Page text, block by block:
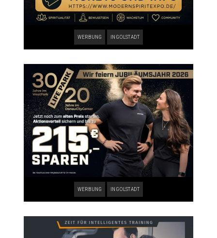
WERBUNG INGOLSTADT
WERBUNG INGOLSTADT